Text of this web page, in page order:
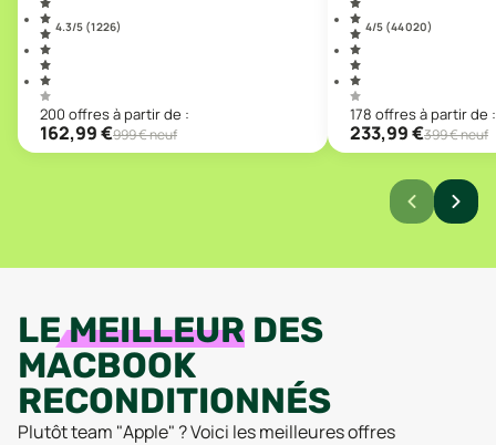
4.3/5 (1 226)
200 offresà partir de :
162,99€999€ neuf
4/5 (44 020)
178 offresà partir de :
233,99€399€ neuf
LEMEILLEUR DES
MACBOOK
RECONDITIONNÉS
Plutôt team "Apple" ? Voici les meilleures offres